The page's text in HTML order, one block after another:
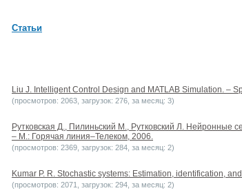
Статьи
Liu J. Intelligent Control Design and MATLAB Simulation. –
(просмотров: 2063, загрузок: 276, за месяц: 3)
Рутковская Д., Пилиньский М., Рутковский Л. Нейронные
– М.: Горячая линия–Телеком, 2006.
(просмотров: 2369, загрузок: 284, за месяц: 2)
Kumar P. R. Stochastic systems: Estimation, identification,
(просмотров: 2071, загрузок: 294, за месяц: 2)